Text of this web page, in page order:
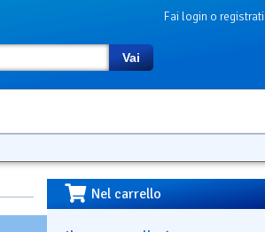
Fai login o registrati
Vai
Nel carrello